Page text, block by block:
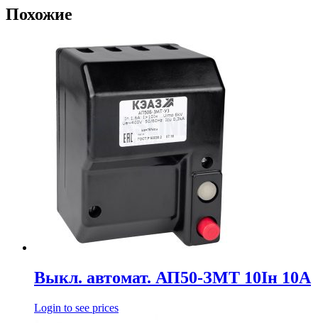
Похожие
Выкл. автомат. АП50-ЗМТ 10Iн 10А
Login to see prices